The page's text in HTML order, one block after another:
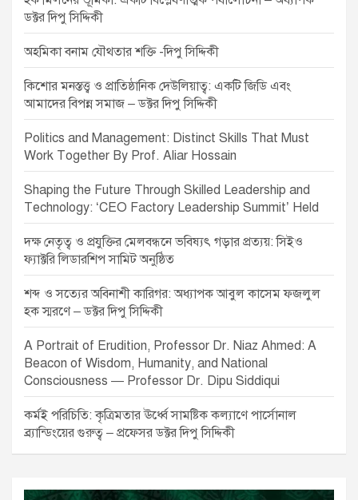
ডক্টর দিপু সিদ্দিকী
অহমিকা বনাম যৌথতার শক্তি -দিপু সিদ্দিকী
কিশোর মনস্তত্ত্ব ও প্রাতিষ্ঠানিক দেউলিয়াত্ব: একটি জিডি এবং
আমাদের বিপন্ন সমাজ – ডক্টর দিপু সিদ্দিকী
Politics and Management: Distinct Skills That Must
Work Together By Prof. Aliar Hossain
Shaping the Future Through Skilled Leadership and
Technology: ‘CEO Factory Leadership Summit’ Held
দক্ষ নেতৃত্ব ও প্রযুক্তির মেলবন্ধনে ভবিষ্যৎ গড়ার প্রত্যয়: সিইও
ফ্যাক্টরি লিডারশিপ সামিট অনুষ্ঠিত
শব্দ ও সত্যের অবিনাশী কারিগর: অধ্যাপক আবুল কাসেম ফজলুল
হক স্মরণে – ডক্টর দিপু সিদ্দিকী
A Portrait of Erudition, Professor Dr. Niaz Ahmed: A
Beacon of Wisdom, Humanity, and National
Consciousness — Professor Dr. Dipu Siddiqui
কর্মই পরিচিতি: কৃত্রিমতার ঊর্ধ্বে সামষ্টিক কল্যাণে পার্সোনাল
ব্র্যান্ডিংয়ের গুরুত্ব – প্রফেসর ডক্টর দিপু সিদ্দিকী